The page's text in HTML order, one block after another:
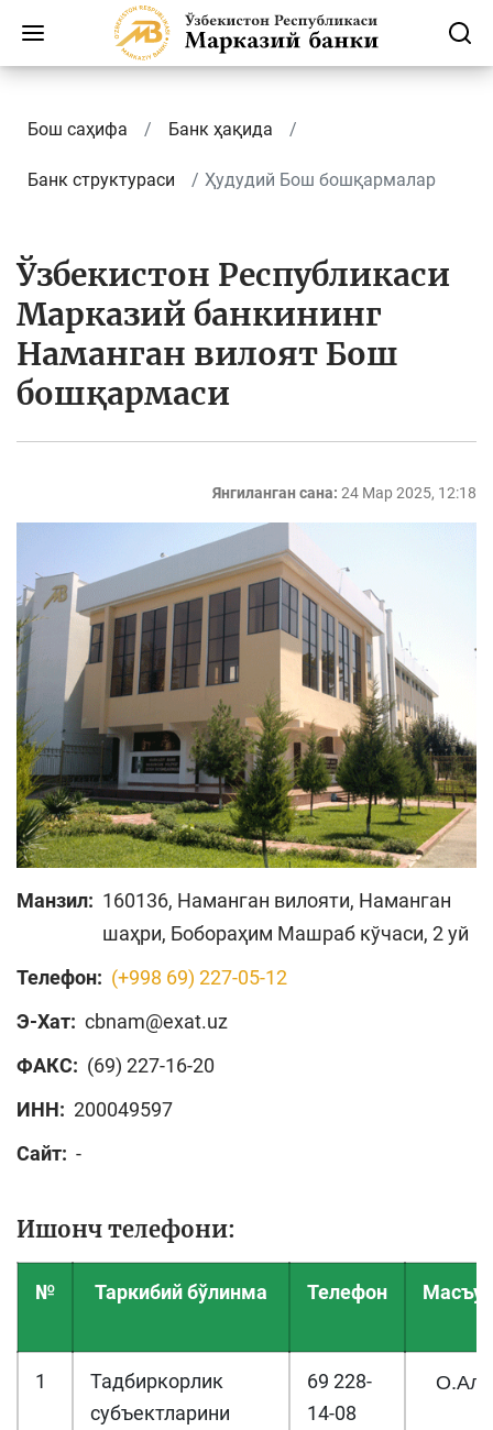
Бош саҳифа Банк ҳақида
Банк структураси Ҳудудий Бош бошқармалар
Ўзбекистон Республикаси
Марказий банкининг
Наманган вилоят Бош
бошқармаси
Янгиланган сана: 24 Мар 2025, 12:18
Манзил: 160136, Наманган вилояти, Наманган
шаҳри, Бобораҳим Машраб кўчаси, 2 уй
Телефон: (+998 69) 227-05-12
Э-Хат: cbnam@exat.uz
ФАКС: (69) 227-16-20
ИНН: 200049597
Сайт: -
Ишонч телефони:
№ Таркибий бўлинма Телефон
1
Тадбиркорлик
субъектларини
69 228-
14-08